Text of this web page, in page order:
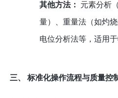
其他方法： 元素分析
量）、重量法（如灼
电位分析法等，适用
三、 标准化操作流程与质量控